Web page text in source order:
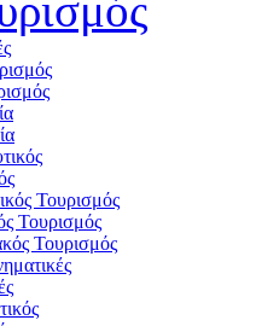
Τουρισμός
Τουρισμός
Τουρισμός